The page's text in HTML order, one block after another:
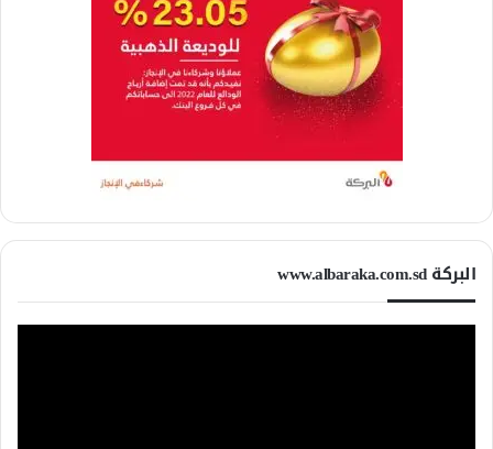
البركة www.albaraka.com.sd